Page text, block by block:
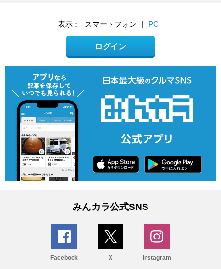
表示： スマートフォン | PC
ログイン
みんカラ公式SNS
Facebook X Instagram